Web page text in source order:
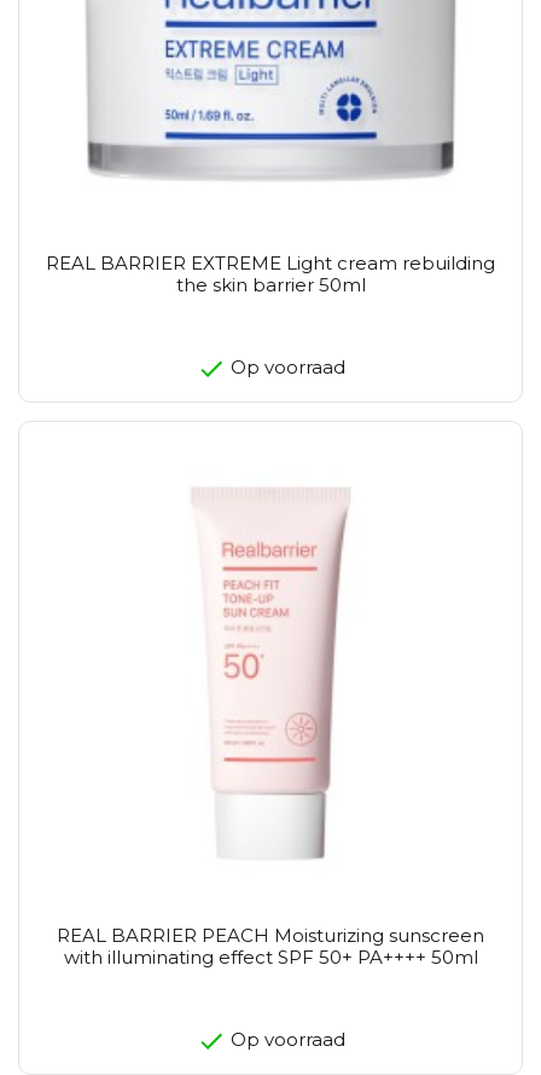
REAL BARRIER EXTREME Light cream rebuilding
the skin barrier 50ml
Op voorraad
REAL BARRIER PEACH Moisturizing sunscreen
with illuminating effect SPF 50+ PA++++ 50ml
Op voorraad